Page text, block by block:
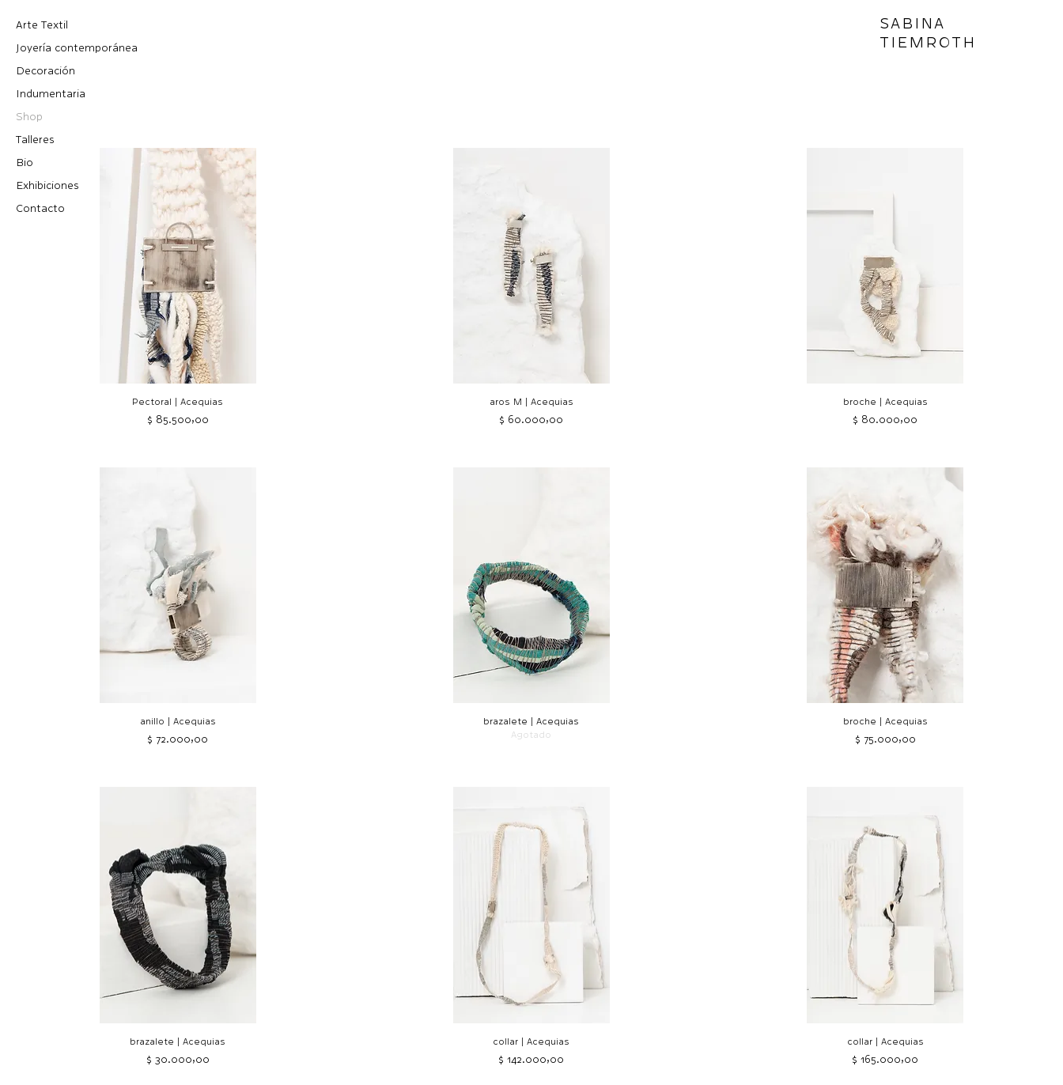
Arte Textil
Joyería contemporánea
Decoración
Indumentaria
Shop
Talleres
Bio
Exhibiciones
Contacto
SABINA
TIEMROTH
Pectoral | Acequias
Precio
$ 85.500,00
aros M | Acequias
Precio
$ 60.000,00
broche | Acequias
Precio
$ 80.000,00
anillo | Acequias
Precio
$ 72.000,00
brazalete | Acequias
Agotado
broche | Acequias
Precio
$ 75.000,00
brazalete | Acequias
Precio
$ 30.000,00
collar | Acequias
Precio
$ 142.000,00
collar | Acequias
Precio
$ 165.000,00